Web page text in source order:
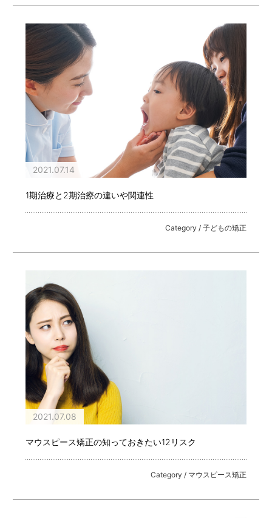
2021.07.14
1期治療と2期治療の違いや関連性
Category / 子どもの矯正
2021.07.08
マウスピース矯正の知っておきたい12リスク
Category / マウスピース矯正